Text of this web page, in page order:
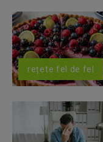
rețete fel de fel